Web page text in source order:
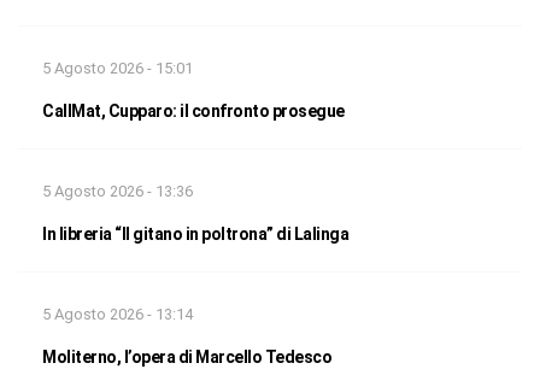
5 Agosto 2026 - 15:01
CallMat, Cupparo: il confronto prosegue
5 Agosto 2026 - 13:36
In libreria “Il gitano in poltrona” di Lalinga
5 Agosto 2026 - 13:14
Moliterno, l’opera di Marcello Tedesco